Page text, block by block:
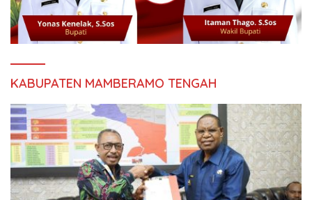
KABUPATEN MAMBERAMO TENGAH